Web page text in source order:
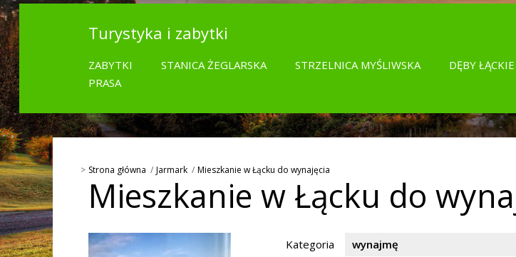
Turystyka i zabytki
ZABYTKI STANICA ŻEGLARSKA STRZELNICA MYŚLIWSKA DĘBY ŁĄCKIE
PRASA
Strona główna Jarmark Mieszkanie w Łącku do wynajęcia
Mieszkanie w Łącku do
Kategoria wynajmę